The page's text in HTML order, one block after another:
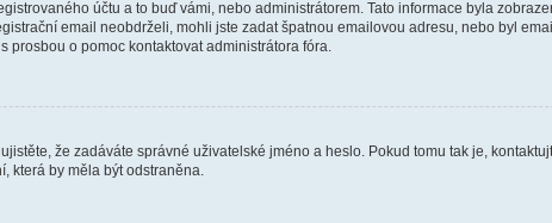
účtu a to buď vámi, nebo administrátorem. Tato informace byla
email neobdrželi, mohli jste zadat špatnou emailovou adresu, nebo byl
o pomoc kontaktovat administrátora fóra.
že zadáváte správné uživatelské jméno a heslo. Pokud tomu tak je,
která by měla být odstraněna.